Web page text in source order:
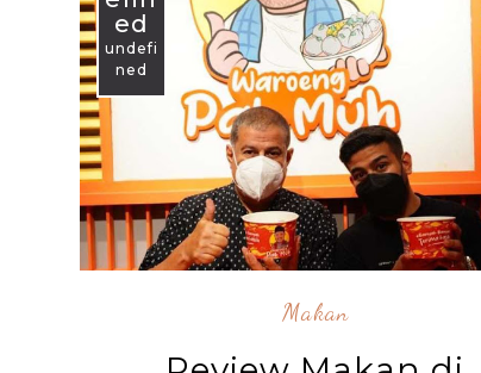
ed
undefi
ned
Makan